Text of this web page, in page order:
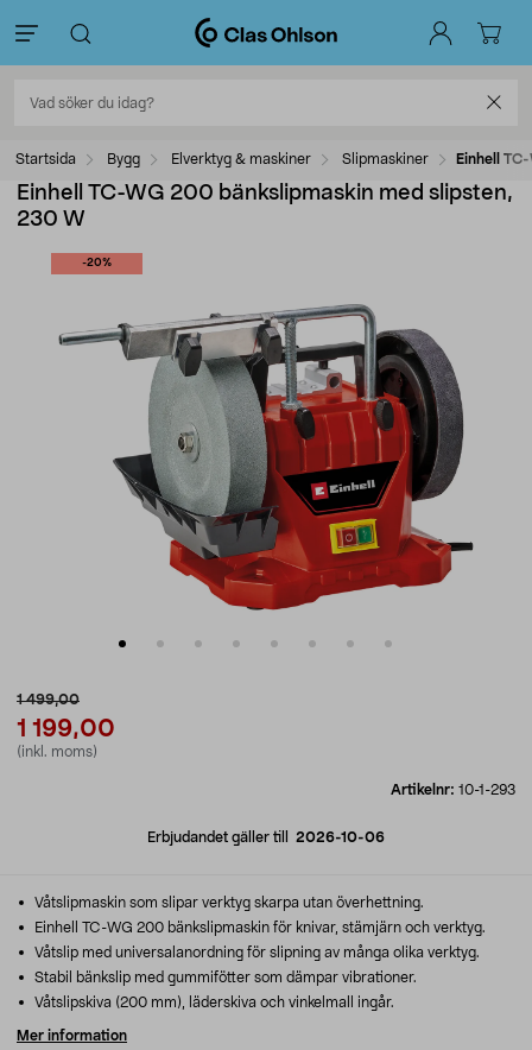
Startsida Bygg Elverktyg & maskiner Slipmaskiner Einhell
Einhell TC-WG 200 bänkslipmaskin med slipsten,
230 W
-20%
1 499,00
1 199,00
(inkl. moms)
Artikelnr: 10-1-293
Erbjudandet gäller till 2026-10-06
Våtslipmaskin som slipar verktyg skarpa utan överhettning.
Einhell TC-WG 200 bänkslipmaskin för knivar, stämjärn och verktyg.
Våtslip med universalanordning för slipning av många olika verktyg.
Stabil bänkslip med gummifötter som dämpar vibrationer.
Våtslipskiva (200 mm), läderskiva och vinkelmall ingår.
Mer information